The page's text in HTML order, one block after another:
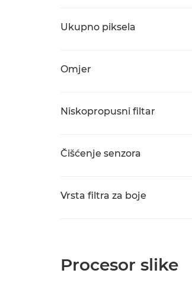
Ukupno piksela
Omjer
Niskopropusni filtar
Čišćenje senzora
Vrsta filtra za boje
Procesor slike